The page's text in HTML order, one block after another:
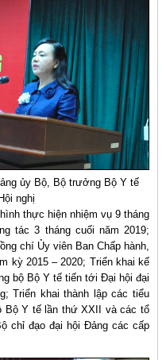
ủy Bộ, Bộ trưởng Bộ Y tế
nghị
thực hiện nhiệm vụ 9 tháng
tác 3 tháng cuối năm 2019;
chí Ủy viên Ban Chấp hành,
kỳ 2015 – 2020; Triển khai kế
bộ Bộ Y tế tiến tới Đại hội đại
Triển khai thành lập các tiểu
Bộ Y tế lần thứ XXII và các tổ
chỉ đạo đại hội Đảng các cấp